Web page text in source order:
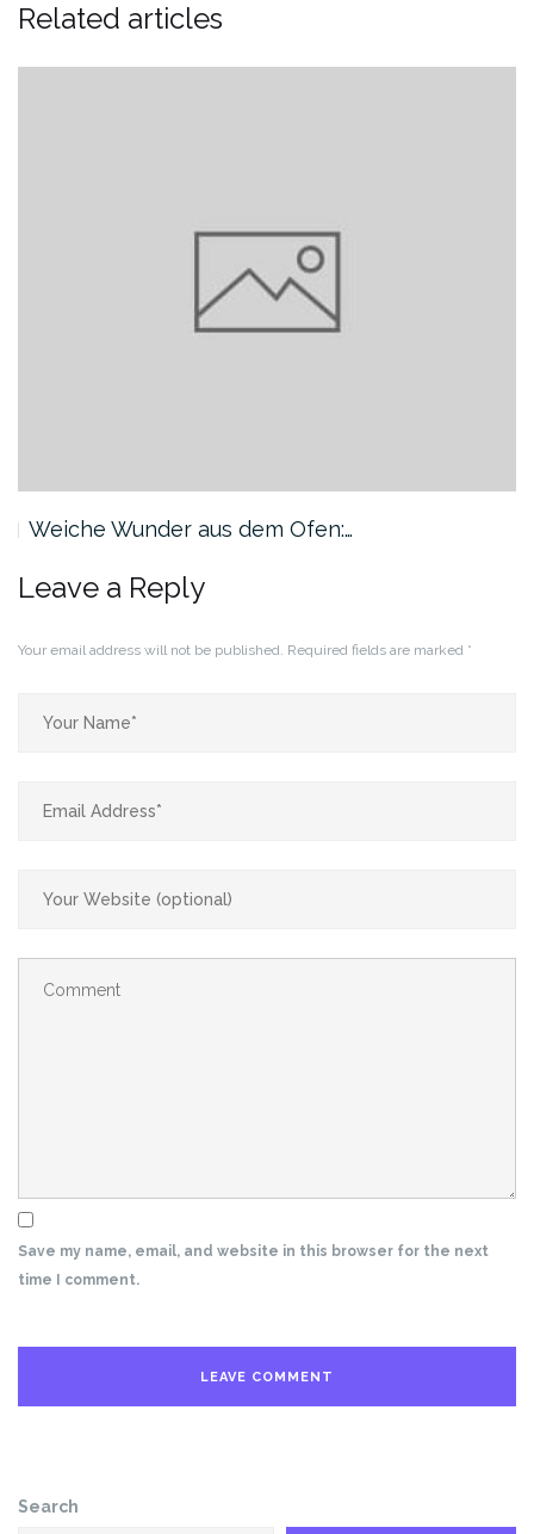
Related articles
Weiche Wunder aus dem Ofen:…
Leave a Reply
Your email address will not be published. Required fields are marked *
Save my name, email, and website in this browser for the next
time I comment.
Search